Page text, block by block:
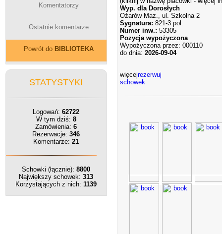
Komentatorzy
Ostatnie komentarze
Powrót do BIBLIOTEKA
STATYSTYKI
Logowań:62722
W tym dziś: 8
Zamówienia:6
Rezerwacje:346
Komentarze:21
Schowki (łącznie):8800
Największy schowek:313
Korzystających z nich:1139
Wyp. dla Dorosłych
Ożarów Maz., ul. Szkolna 2
Sygnatura: 821-3 pol.
Numer inw.: 53305
Pozycja wypożyczona
Wypożyczona przez: 000110
do dnia: 2026-09-04
więcejrezerwuj
schowek